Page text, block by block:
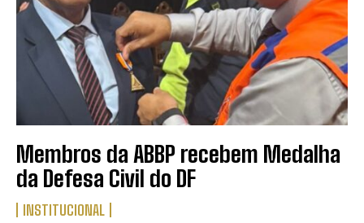
Membros da ABBP recebem Medalha
da Defesa Civil do DF
INSTITUCIONAL